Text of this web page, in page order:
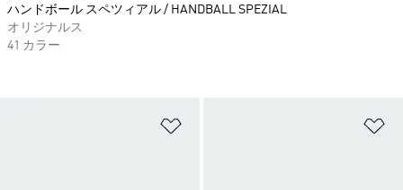
ハンドボール スペツィアル / HANDBALL SPEZIAL
オリジナルス
41 カラー